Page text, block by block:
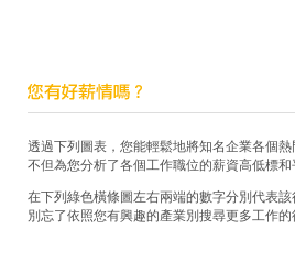
透過下列圖表，您能輕鬆地將知名企業各個
不但為您分析了各個工作職位的薪資高低標
在下列綠色橫條圖左右兩端的數字分別代表
別忘了依照您有興趣的產業別搜尋更多工作的